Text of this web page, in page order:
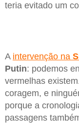
teria evitado um
A intervenção na
Putin: podemos
vermelhas
coragem, e
porque a
passagens